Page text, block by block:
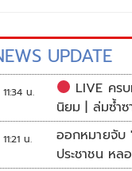
UPDATE
11:34 น.
LIVE คร
นิยม | ล่มซ้ำซ
11:21 น.
ออกหมายจับ
ประชาชน หล